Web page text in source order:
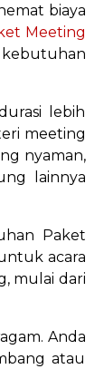
biaya
Meeting
lebih
meeting
nyaman,
lainnya
Paket
acara
mulai dari
Anda
atau